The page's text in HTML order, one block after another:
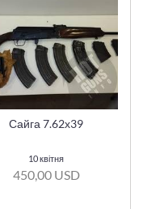
Сайга 7.62х39
10 квітня
450,00 USD